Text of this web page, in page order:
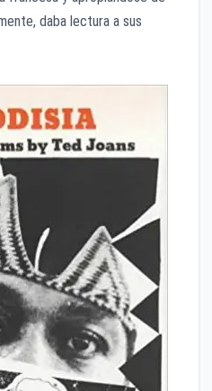
daba lectura a sus